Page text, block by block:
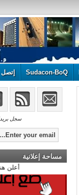
Sudacon-BoQ إتصل
سجل
مساحة إعلانية